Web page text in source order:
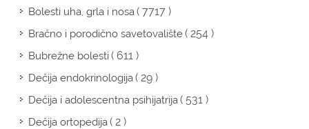
Bolesti uha, grla i nosa( 7717 )
Bračno i porodično savetovalište( 254 )
Bubrežne bolesti( 611 )
Dečija endokrinologija( 29 )
Dečija i adolescentna psihijatrija( 531 )
Dečija ortopedija( 2 )